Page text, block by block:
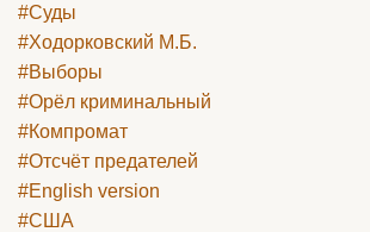
#Суды
#Ходорковский М.Б.
#Выборы
#Орёл криминальный
#Компромат
#Отсчёт предателей
#English version
#США